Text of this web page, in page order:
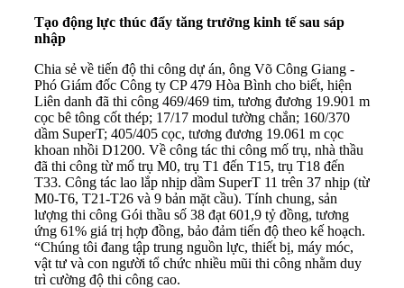
Tạo động lực thúc đẩy tăng trưởng kinh tế sau sáp
nhập
Chia sẻ về tiến độ thi công dự án, ông Võ Công Giang -
Phó Giám đốc Công ty CP 479 Hòa Bình cho biết, hiện
Liên danh đã thi công 469/469 tim, tương đương 19.901 m
cọc bê tông cốt thép; 17/17 modul tường chắn; 160/370
dầm SuperT; 405/405 cọc, tương đương 19.061 m cọc
khoan nhồi D1200. Về công tác thi công mố trụ, nhà thầu
đã thi công từ mố trụ M0, trụ T1 đến T15, trụ T18 đến
T33. Công tác lao lắp nhịp dầm SuperT 11 trên 37 nhịp (từ
M0-T6, T21-T26 và 9 bản mặt cầu). Tính chung, sản
lượng thi công Gói thầu số 38 đạt 601,9 tỷ đồng, tương
ứng 61% giá trị hợp đồng, bảo đảm tiến độ theo kế hoạch.
“Chúng tôi đang tập trung nguồn lực, thiết bị, máy móc,
vật tư và con người tổ chức nhiều mũi thi công nhằm duy
trì cường độ thi công cao.